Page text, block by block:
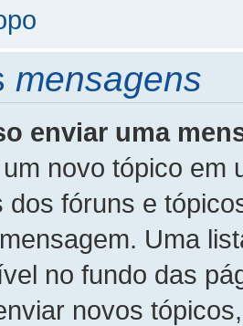
mensagens
enviar uma
novo tópico em
dos fóruns e
Uma
no fundo das
novos